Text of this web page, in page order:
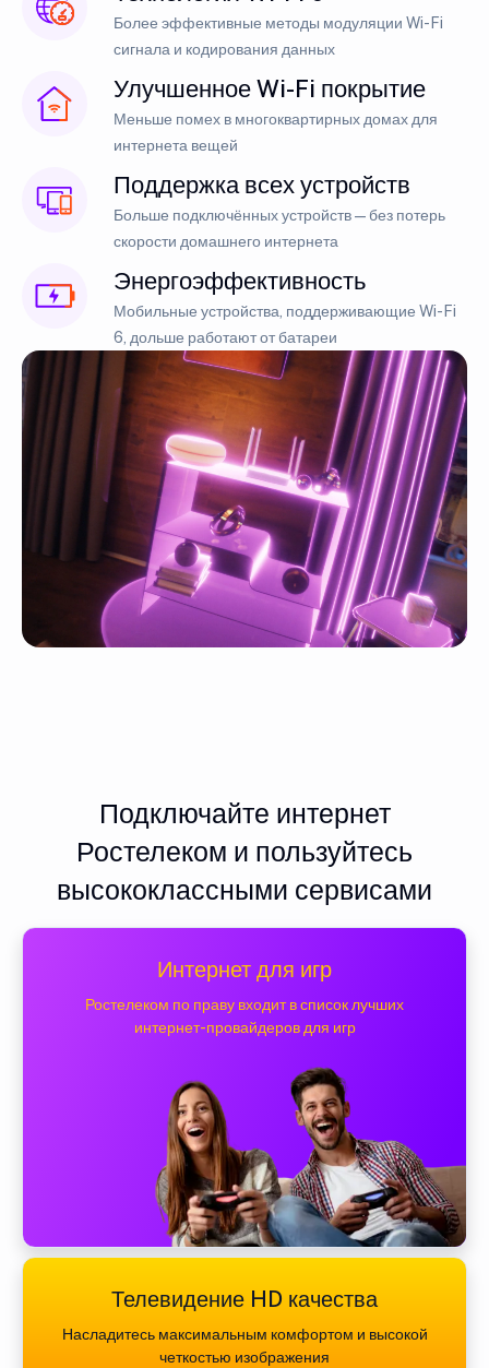
Более эффективные методы модуляции Wi-Fi
сигнала и кодирования данных
Улучшенное Wi-Fi покрытие
Меньше помех в многоквартирных домах для
интернета вещей
Поддержка всех устройств
Больше подключённых устройств — без потерь
скорости домашнего интернета
Энергоэффективность
Мобильные устройства, поддерживающие Wi-Fi
6, дольше работают от батареи
Подключайте интернет
Ростелеком и пользуйтесь
высококлассными сервисами
Интернет для игр
Ростелеком по праву входит в список лучших
интернет-провайдеров для игр
Телевидение HD качества
Насладитесь максимальным комфортом и высокой
четкостью изображения